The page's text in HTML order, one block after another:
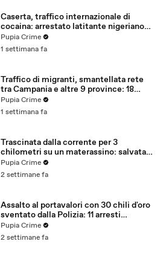
Caserta, traffico internazionale di
cocaina: arrestato latitante nigeriano
ricercato dal 2019 (28.07.26)
Pupia Crime
1 settimana fa
Traffico di migranti, smantellata rete
tra Campania e altre 9 province: 18
arresti (27.07.26)
Pupia Crime
1 settimana fa
Trascinata dalla corrente per 3
chilometri su un materassino: salvata
dalla Polizia (25.07.26)
Pupia Crime
2 settimane fa
Assalto al portavalori con 30 chili d'oro
sventato dalla Polizia: 11 arresti
(25.07.26)
Pupia Crime
2 settimane fa